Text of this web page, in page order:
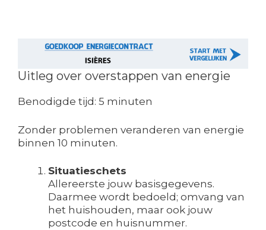
Uitleg over overstappen van energie
Benodigde tijd: 5 minuten
Zonder problemen veranderen van energie
binnen 10 minuten.
Situatieschets
Allereerste jouw basisgegevens.
Daarmee wordt bedoeld; omvang van
het huishouden, maar ook jouw
postcode en huisnummer.